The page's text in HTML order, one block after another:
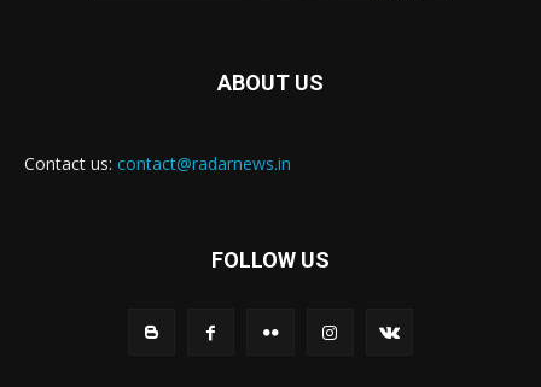
ABOUT US
Contact us: contact@radarnews.in
FOLLOW US